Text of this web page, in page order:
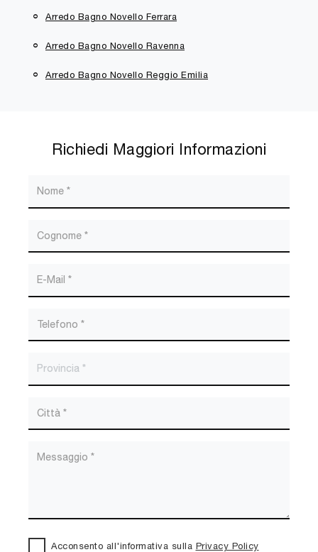
Arredo Bagno Novello Ferrara
Arredo Bagno Novello Ravenna
Arredo Bagno Novello Reggio Emilia
Richiedi Maggiori Informazioni
Acconsento all'informativa sulla Privacy Policy